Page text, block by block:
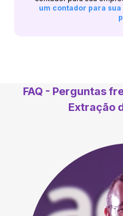
um contador para
FAQ - Perguntas
Extração